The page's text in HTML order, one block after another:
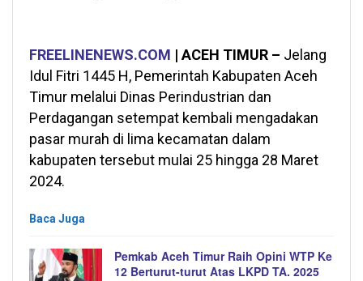
FREELINENEWS.COM | ACEH TIMUR – Jelang
Idul Fitri 1445 H, Pemerintah Kabupaten Aceh
Timur melalui Dinas Perindustrian dan
Perdagangan setempat kembali mengadakan
pasar murah di lima kecamatan dalam
kabupaten tersebut mulai 25 hingga 28 Maret
2024.
Baca Juga
Pemkab Aceh Timur Raih Opini WTP Ke
12 Berturut-turut Atas LKPD TA. 2025